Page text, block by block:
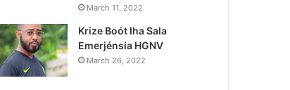
March 11, 2022
Krize Boót Iha Sala
Emerjénsia HGNV
March 26, 2022